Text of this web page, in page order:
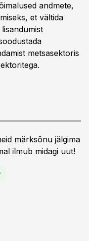
andmete,
et vältida
metsasektoris
märksõnu jälgima
ilmub midagi uut!